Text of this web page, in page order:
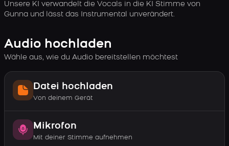
Unsere KI verwandelt die Vocals in die KI Stimme von
Gunna und lässt das Instrumental unverändert.
Audio hochladen
Wähle aus, wie du Audio bereitstellen möchtest
Datei hochladen
Von deinem Gerät
Mikrofon
Mit deiner Stimme aufnehmen